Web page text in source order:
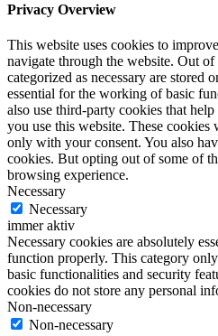
Privacy Overview
This website uses cookies to
navigate through the website. Out of
categorized as necessary are stored
essential for the working of basic
also use third-party cookies that
you use this website. These
only with your consent. You also
cookies. But opting out of some of
browsing experience.
Necessary
Necessary
immer aktiv
Necessary cookies are absolutely
function properly. This category
basic functionalities and security
cookies do not store any personal
Non-necessary
Non-necessary